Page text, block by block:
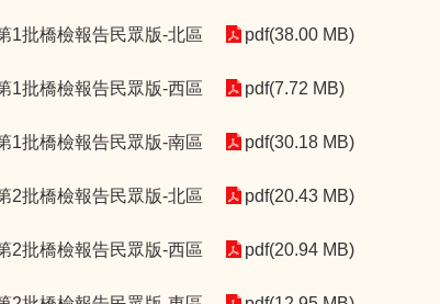
1批橋檢報告民眾版-北區 pdf(38.00 MB)
1批橋檢報告民眾版-西區 pdf(7.72 MB)
1批橋檢報告民眾版-南區 pdf(30.18 MB)
2批橋檢報告民眾版-北區 pdf(20.43 MB)
2批橋檢報告民眾版-西區 pdf(20.94 MB)